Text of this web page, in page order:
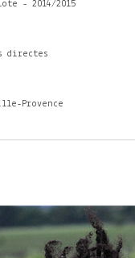
- 2014/2015
directes
Provence